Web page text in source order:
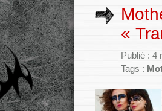
«
Publié : 4
Tags :